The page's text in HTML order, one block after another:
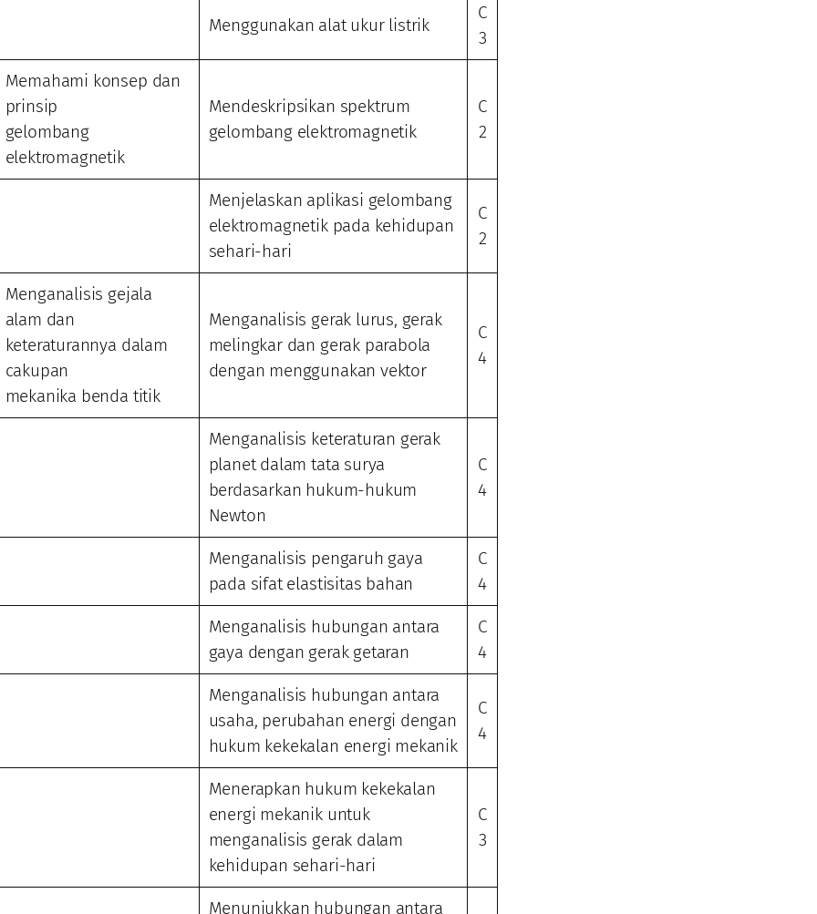
Menggunakan alat ukur listrik
C
3
Memahami konsep dan
prinsip
gelombang
elektromagnetik
Mendeskripsikan spektrum
gelombang elektromagnetik
C
2
Menjelaskan aplikasi gelombang
elektromagnetik pada kehidupan
sehari-hari
C
2
Menganalisis gejala
alam dan
keteraturannya dalam
cakupan
mekanika benda titik
Menganalisis gerak lurus, gerak
melingkar dan gerak parabola
dengan menggunakan vektor
C
4
Menganalisis keteraturan gerak
planet dalam tata surya
berdasarkan hukum-hukum
Newton
C
4
Menganalisis pengaruh gaya
pada sifat elastisitas bahan
C
4
Menganalisis hubungan antara
gaya dengan gerak getaran
C
4
Menganalisis hubungan antara
usaha, perubahan energi dengan
hukum kekekalan energi mekanik
C
4
Menerapkan hukum kekekalan
energi mekanik untuk
menganalisis gerak dalam
kehidupan sehari-hari
C
3
Menunjukkan hubungan antara